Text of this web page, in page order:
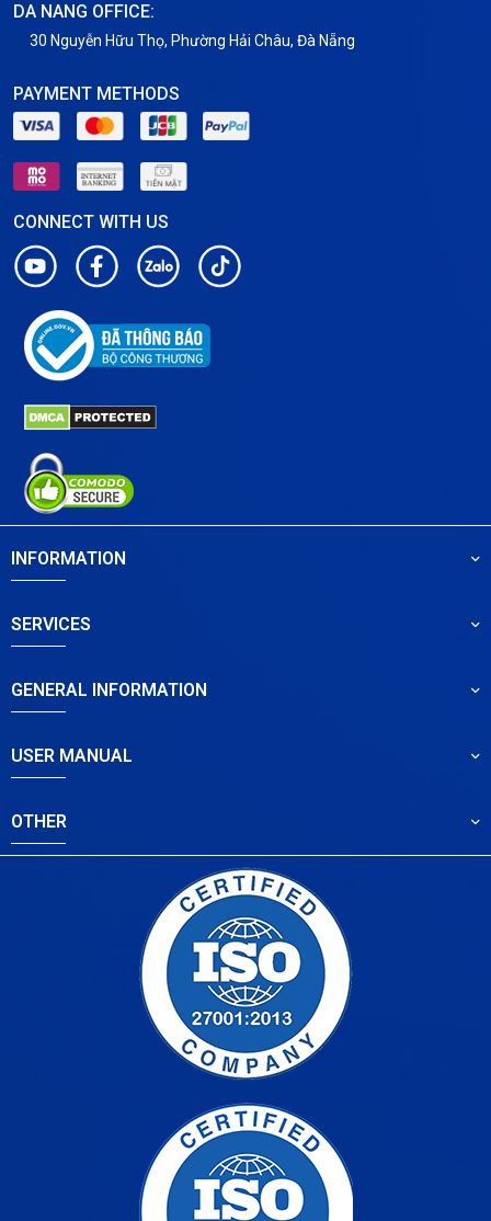
DA NANG OFFICE:
30 Nguyễn Hữu Thọ, Phường Hải Châu, Đà Nẵng
PAYMENT METHODS
CONNECT WITH US
INFORMATION
SERVICES
GENERAL INFORMATION
USER MANUAL
OTHER